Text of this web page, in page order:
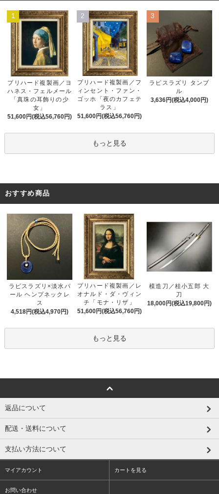
1
プリハード複製画／ヨ
ハネス・フェルメール
「真珠の耳飾りの少
女」
51,600円(税込56,760円)
2
プリハード複製画／フ
ィンセント・ファン・
ゴッホ「夜のカフェテ
ラス」
51,600円(税込56,760円)
3
ラピスラズリ タンブ
ル
3,636円(税込4,000円)
もっと見る
おすすめ商品
ラピスラズリ×淡水パ
ール ヘンプネックレ
ス
4,518円(税込4,970円)
プリハード複製画／レ
オナルド・ダ・ヴィン
チ「モナ・リザ」
51,600円(税込56,760円)
模造刀／桂小五郎 大
刀
18,000円(税込19,800円)
もっと見る
返品について
配送・送料について
支払い方法について
マイアカウント カートを見る
お問い合わせ